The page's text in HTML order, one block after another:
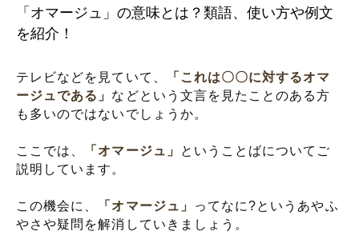
「オマージュ」の意味とは？類語、使い方や例文
を紹介！
テレビなどを見ていて、
「これは〇〇に対するオマ
ージュである」 などという文言を見たことのある方
も多いのではないでしょうか。
ここでは、 「オマージュ」
ということばについてご
説明しています。
この機会に、 「オマージュ」
ってなに?というあやふ
やさや疑問を解消していきましょう。